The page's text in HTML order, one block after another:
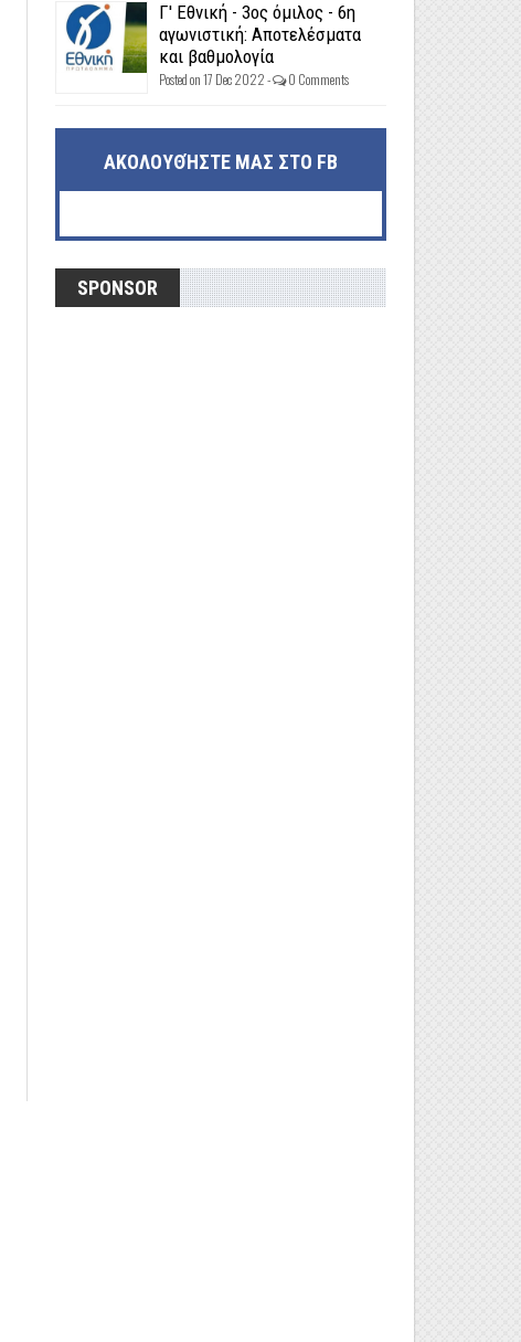
Γ' Εθνική - 3ος όμιλος - 6η
αγωνιστική: Αποτελέσματα
και βαθμολογία
Posted on 17 Dec 2022 - 0 Comments
ΑΚΟΛΟΥΘΉΣΤΕ ΜΑΣ ΣΤΟ FB
SPONSOR